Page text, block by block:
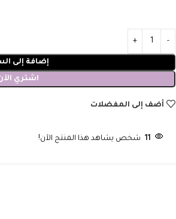
إضافة إلى
اشتري
أضف إلى المفضلات
11 شخص يشاهد هذا المنتج الآن!